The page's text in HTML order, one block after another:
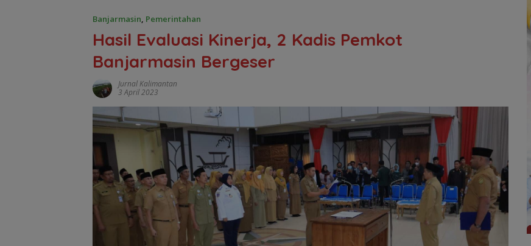
Banjarmasin, Pemerintahan
Hasil Evaluasi Kinerja, 2 Kadis Pemkot
Banjarmasin Bergeser
Jurnal Kalimantan
3 April 2023